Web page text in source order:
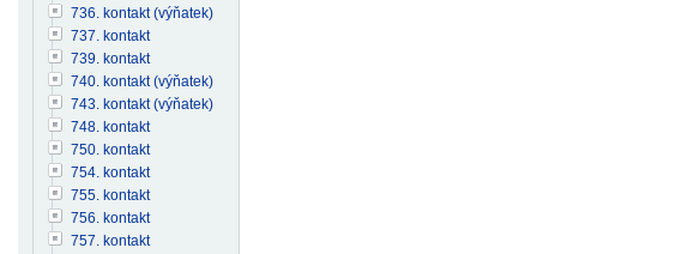
736. kontakt (výňatek)
737. kontakt
739. kontakt
740. kontakt (výňatek)
743. kontakt (výňatek)
748. kontakt
750. kontakt
754. kontakt
755. kontakt
756. kontakt
757. kontakt